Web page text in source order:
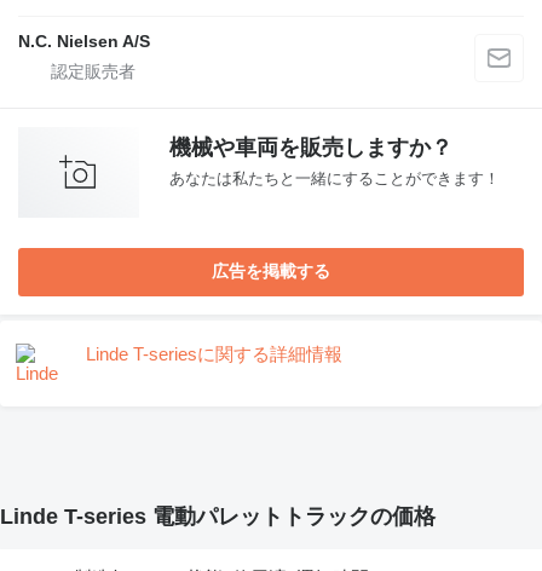
N.C. Nielsen A/S
機械や車両を販売しますか？
あなたは私たちと一緒にすることができます！
広告を掲載する
Linde T-seriesに関する詳細情報
Linde T-series 電動パレットトラックの価格